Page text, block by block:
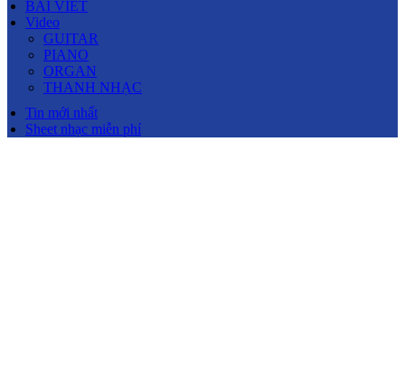
BÀI VIẾT
Video
GUITAR
PIANO
ORGAN
THANH NHẠC
Tin mới nhất
Sheet nhạc miễn phí